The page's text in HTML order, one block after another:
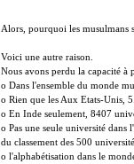
Alors, pourquoi les musulmans
Voici une autre raison.
Nous avons perdu la capacité à
o Dans l'ensemble du monde
o Rien que les Aux Etats-Unis,
o En Inde seulement, 8407
o Pas une seule université
du classement des 500
o l'alphabétisation dans le